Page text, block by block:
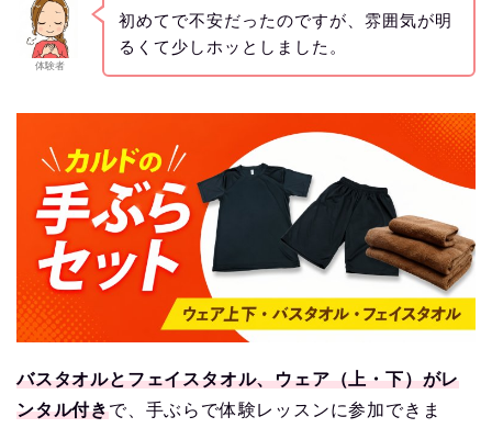
体験者
初めてで不安だったのですが、雰囲気が明
るくて少しホッとしました。
バスタオルとフェイスタオル、ウェア（上・下）がレ
ンタル付きで、手ぶらで体験レッスンに参加できま